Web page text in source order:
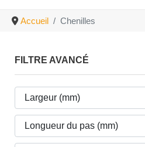
Accueil Chenilles
FILTRE AVANCÉ